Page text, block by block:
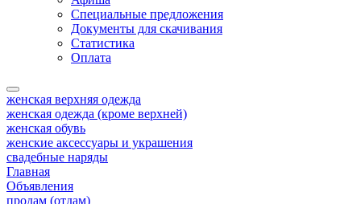
Специальные предложения
Документы для скачивания
Статистика
Оплата
женская верхняя одежда
женская одежда (кроме верхней)
женская обувь
женские аксессуары и украшения
свадебные наряды
Главная
Объявления
продам (отдам)